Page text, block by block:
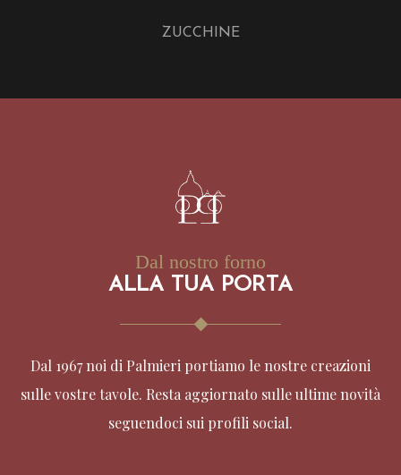
ZUCCHINE
Dal nostro forno
ALLA TUA PORTA
Dal 1967 noi di Palmieri portiamo le nostre creazioni
sulle vostre tavole. Resta aggiornato sulle ultime novità
seguendoci sui profili social.